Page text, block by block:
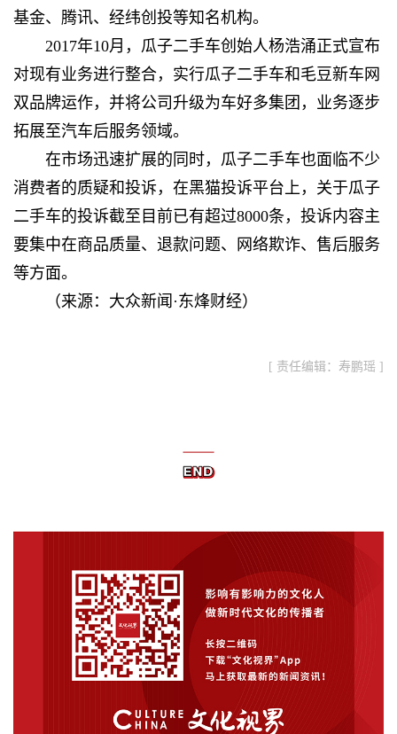
基金、腾讯、经纬创投等知名机构。
2017年10月，瓜子二手车创始人杨浩涌正式宣布
对现有业务进行整合，实行瓜子二手车和毛豆新车网
双品牌运作，并将公司升级为车好多集团，业务逐步
拓展至汽车后服务领域。
在市场迅速扩展的同时，瓜子二手车也面临不少
消费者的质疑和投诉，在黑猫投诉平台上，关于瓜子
二手车的投诉截至目前已有超过8000条，投诉内容主
要集中在商品质量、退款问题、网络欺诈、售后服务
等方面。
（来源：大众新闻·东烽财经）
[ 责任编辑：寿鹏瑶 ]